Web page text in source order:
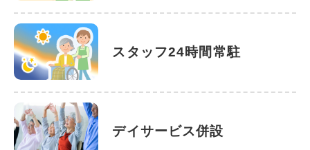
スタッフ24時間常駐
デイサービス併設